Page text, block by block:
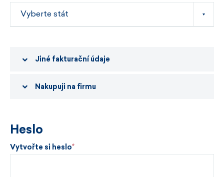
Jiné fakturační údaje
Nakupuji na firmu
Heslo
Vytvořte si heslo